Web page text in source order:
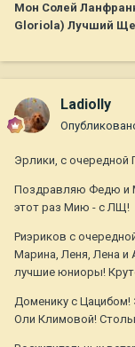
Мон Солей
Gloriola) Лучший
Ladiolly
Эрлики, с
Поздравляю Федю и
этот раз Мию - с ЛЩ!
Риэриков с
Марина, Леня, Лена и
лучшие юниоры!
Доменику с Цацибом!
Оли Климовой!